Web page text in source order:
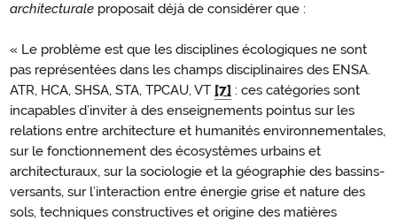
architecturale proposait déjà de considérer que :
« Le problème est que les disciplines écologiques ne sont
pas représentées dans les champs disciplinaires des ENSA.
ATR, HCA, SHSA, STA, TPCAU, VT [7] : ces catégories sont
incapables d’inviter à des enseignements pointus sur les
relations entre architecture et humanités environnementales,
sur le fonctionnement des écosystèmes urbains et
architecturaux, sur la sociologie et la géographie des bassins-
versants, sur l’interaction entre énergie grise et nature des
sols, techniques constructives et origine des matières